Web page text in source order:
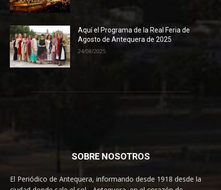
Aquí el Programa de la Real Feria de
Agosto de Antequera de 2025
24/08/2025
SOBRE NOSOTROS
El Periódico de Antequera, informando desde 1918 desde la